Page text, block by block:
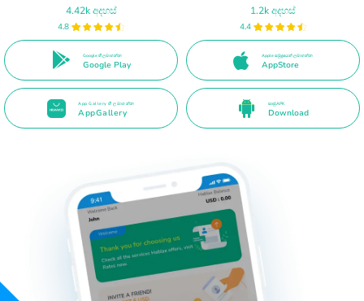
4.42k අදහස්
4.8
Google හි ලබාගන්න
Google Play
1.2k අදහස්
4.4
Apple සමුද්‍රයෙන් ලබාගන්න
AppStore
App Gallery හි ලබාගන්න
AppGallery
සෘජු APK
Download